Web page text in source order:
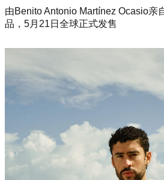
由Benito Antonio Martínez Ocasio亲
品，5月21日全球正式发售